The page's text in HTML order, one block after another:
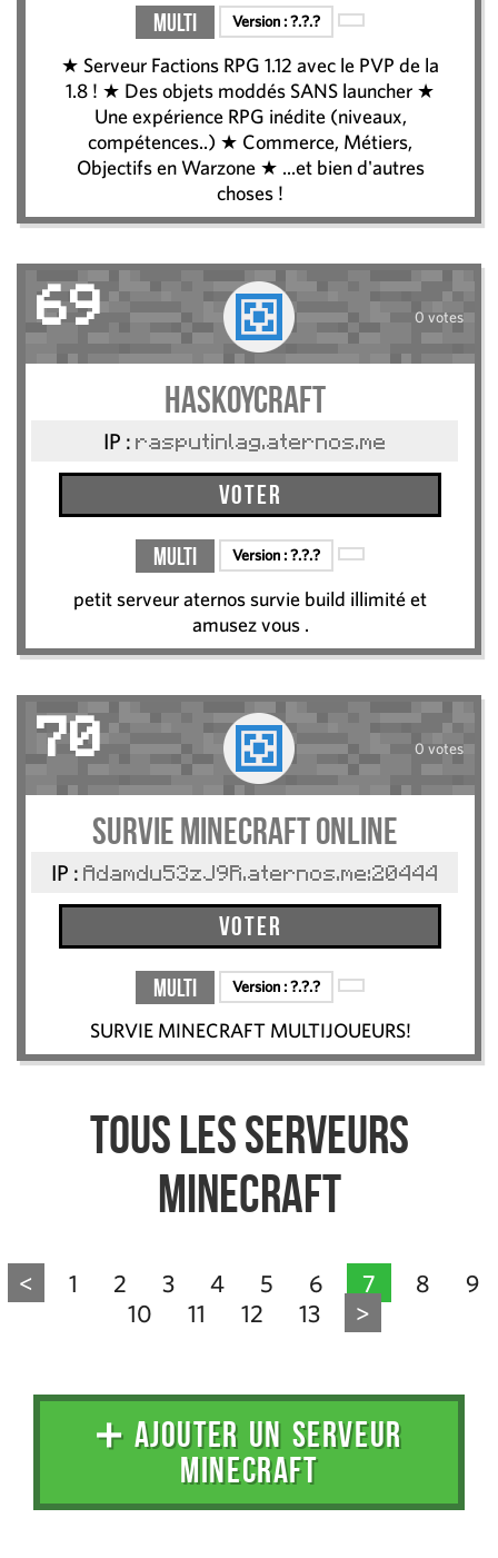
Multi Version :?.?.?
★ Serveur Factions RPG 1.12 avec le PVP de la
1.8 ! ★ Des objets moddés SANS launcher ★
Une expérience RPG inédite (niveaux,
compétences..) ★ Commerce, Métiers,
Objectifs en Warzone ★ ...et bien d'autres
choses !
69 0 votes
haskoycraft
IP : rasputinlag.aternos.me
Voter
Multi Version :?.?.?
petit serveur aternos survie build illimité et
amusez vous .
70 0 votes
SURVIE MINECRAFT ONLINE
IP : Adamdu53zJ9R.aternos.me:20444
Voter
Multi Version :?.?.?
SURVIE MINECRAFT MULTIJOUEURS!
Tous les serveurs
Minecraft
< 1 2 3 4 5 6 7 8
9
10
11 12 13 >
➕ AJOUTER UN SERVEUR
MINECRAFT